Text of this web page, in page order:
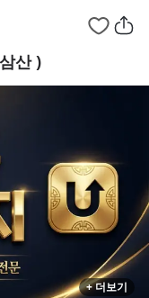
산 )울산 남구 삼
+ 더보기